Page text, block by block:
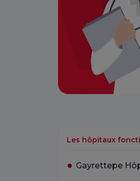
Les hôpitaux
Gayrettepe